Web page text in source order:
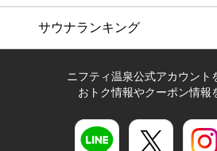
サウナランキング
ニフティ温泉公式アカウント
おトク情報やクーポン情報